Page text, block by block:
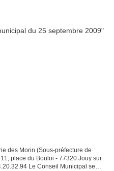
des Morin (Sous-préfecture de
place du Bouloi - 77320 Jouy sur
Le Conseil Municipal se